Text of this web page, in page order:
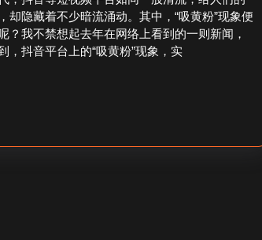
粉
案
隐藏着不少暗流涌动。其中，“吸黄粉”现象便
我不禁想起去年在网络上看到的一则新闻，
抖音平台上的“吸黄粉”现象，实